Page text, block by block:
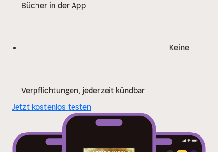
creación imaginativa atrapa al lector desde la primera
Scanorama
mudó a Noruega. Debutó como autora en 1964. La
aparecieron entre 1982 y 1989. El amor y los poderes
sobrenaturales son característicos de su obra.
libros de Margit Sandemo han vendido más de 40
millones de copias en todo el mundo, lo que la
Bücher in der App
Keine
Verpflichtungen, jederzeit kündbar
Jetzt kostenlos testen